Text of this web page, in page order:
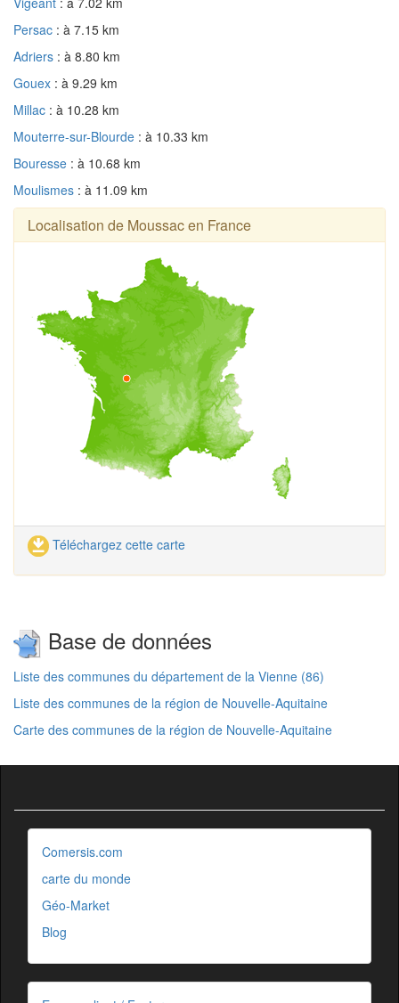
Persac : à 7.15 km
Adriers : à 8.80 km
Gouex : à 9.29 km
Millac : à 10.28 km
Mouterre-sur-Blourde : à 10.33 km
Bouresse : à 10.68 km
Moulismes : à 11.09 km
Localisation de Moussac en France
Téléchargez cette carte
Base de données
Liste des communes du département de la Vienne (86)
Liste des communes de la région de Nouvelle-Aquitaine
Carte des communes de la région de Nouvelle-Aquitaine
Comersis.com
carte du monde
Géo-Market
Blog